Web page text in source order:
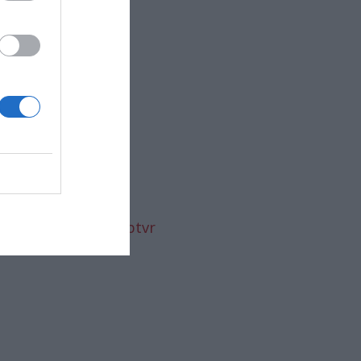
https://t.co/KOfajkptvr